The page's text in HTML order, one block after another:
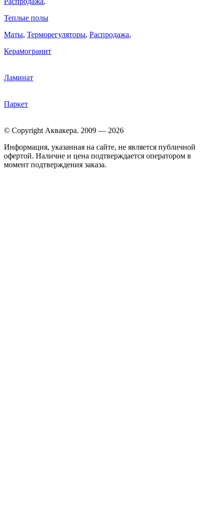
Теплые полы
Маты, Терморегуляторы, Распродажа,
Керамогранит
Ламинат
Паркет
© Copyright Аквакера. 2009 — 2026
Информация, указанная на сайте, не является публичной
офертой. Наличие и цена подтверждается оператором в
момент подтверждения заказа.